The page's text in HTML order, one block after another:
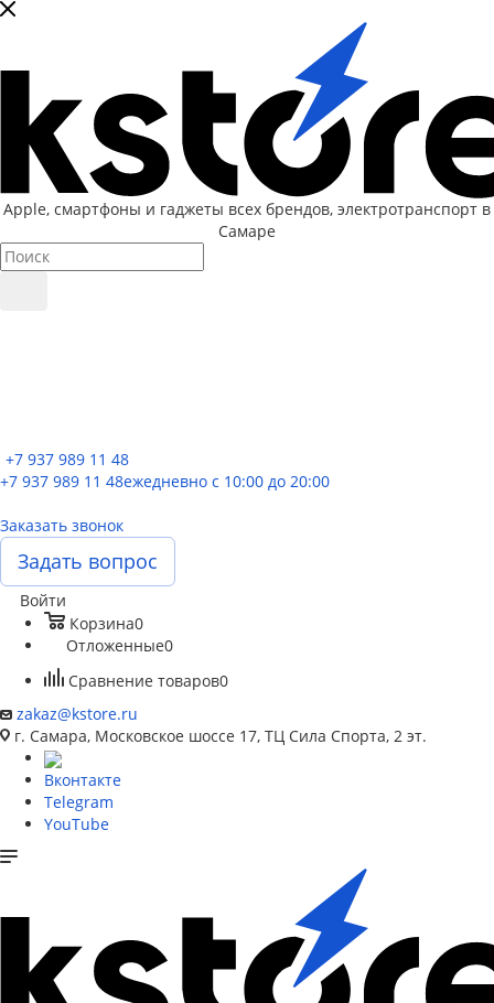
Apple, cмартфоны и гаджеты всех брендов, электротранспорт в
Самаре
+7 937 989 11 48
+7 937 989 11 48ежедневно с 10:00 до 20:00
Заказать звонок
Задать вопрос
Войти
Корзина0
Отложенные0
Сравнение товаров0
zakaz@kstore.ru
г. Самара, Московское шоссе 17, ТЦ Сила Спорта, 2 эт.
Вконтакте
Telegram
YouTube